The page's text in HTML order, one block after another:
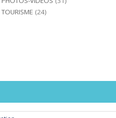
TOURISME(24)